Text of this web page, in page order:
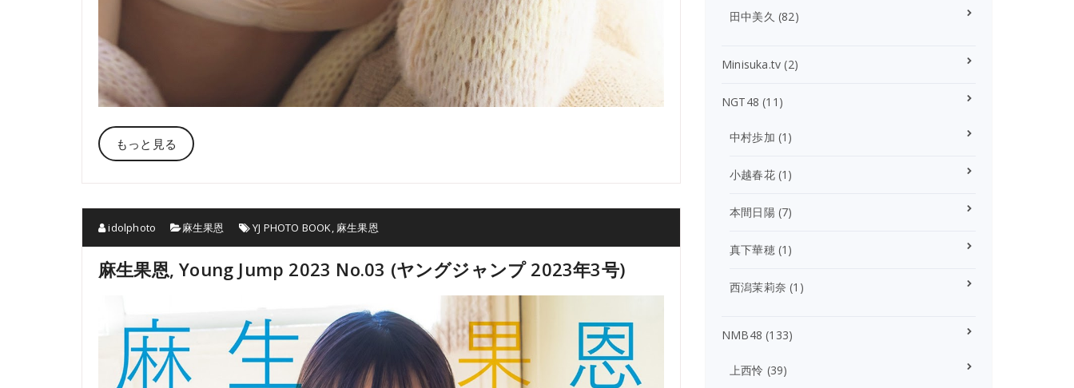
もっと見る
idolphoto 麻生果恩 YJ PHOTO BOOK 麻生果恩
麻生果恩, Young Jump 2023 No.03 (ヤングジャンプ 2023年3号)
田中美久 (82)
Minisuka.tv (2)
NGT48 (11)
中村歩加 (1)
小越春花(1)
本間日陽(7)
真下華穂(1)
西潟茉莉奈 (1)
NMB48 (133)
上西怜 (39)